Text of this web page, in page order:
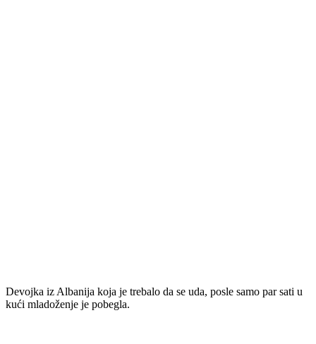
Devojka iz Albanija koja je trebalo da se uda, posle samo par sati u
kući mladoženje je pobegla.